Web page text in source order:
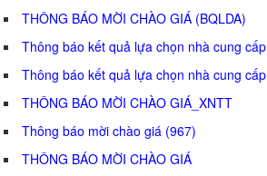
THÔNG BÁO MỜI CHÀO GIÁ (BQLDA)
Thông báo kết quả lựa chọn nhà cung cấp
Thông báo kết quả lựa chọn nhà cung cấp
THÔNG BÁO MỜI CHÀO GIÁ_XNTT
Thông báo mời chào giá (967)
THÔNG BÁO MỜI CHÀO GIÁ